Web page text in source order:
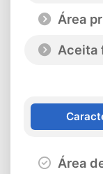
Área
Aceita
Área